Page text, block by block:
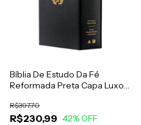
Bíblia De Estudo Da Fé
Reformada Preta Capa Luxo
R$230,99
R$397,70
42% OFF